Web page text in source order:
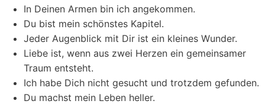
In Deinen Armen bin ich angekommen.
Du bist mein schönstes Kapitel.
Jeder Augenblick mit Dir ist ein kleines Wunder.
Liebe ist, wenn aus zwei Herzen ein gemeinsamer
Traum entsteht.
Ich habe Dich nicht gesucht und trotzdem gefunden.
Du machst mein Leben heller.